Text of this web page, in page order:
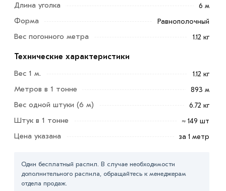
Применяется уголок 25х25х3 мм для совершенно
любых целей таких как: При строительстве зданий,
коттеджов, построек хозяйственного назначения,
складских помещений, быстровозводимых модульных
материалов. Как крепежный материал для внешних и
внутренних работ. Для декоративного обрамления
щелей и дырок на различных стыках.
Длина уголка 6 м
Форма Равнополочный
Вес погонного метра 1.12 кг
Технические характеристики
Вес 1 м.
1.12 кг
Метров в 1 тонне 893 м
Вес одной штуки (6 м) 6.72 кг
Штук в 1 тонне ≈ 149 шт
Цена указана за 1 метр
Один бесплатный распил. В случае необходимости
дополнительного распила, обращайтесь к менеджерам
отдела продаж.